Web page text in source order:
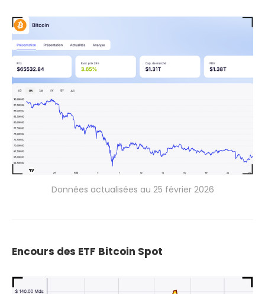
Données actualisées au 25 février 2026
Encours des ETF Bitcoin Spot